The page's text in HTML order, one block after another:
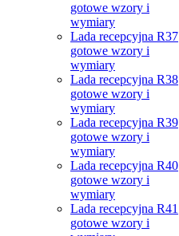
gotowe wzory i
wymiary
Lada recepcyjna R37
gotowe wzory i
wymiary
Lada recepcyjna R38
gotowe wzory i
wymiary
Lada recepcyjna R39
gotowe wzory i
wymiary
Lada recepcyjna R40
gotowe wzory i
wymiary
Lada recepcyjna R41
gotowe wzory i